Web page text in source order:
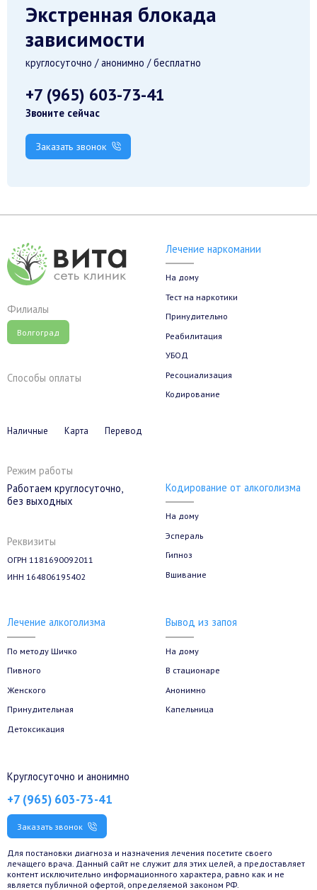
Экстренная блокада
зависимости
круглосуточно / анонимно / бесплатно
+7 (965) 603-73-41
Звоните сейчас
Заказать звонок
Филиалы
Волгоград
Способы оплаты
Наличные Карта Перевод
Режим работы
Работаем круглосуточно,
без выходных
Реквизиты
ОГРН 1181690092011
ИНН 164806195402
Лечение наркомании
На дому
Тест на наркотики
Принудительно
Реабилитация
УБОД
Ресоциализация
Кодирование
Кодирование от алкоголизма
На дому
Эспераль
Гипноз
Вшивание
Лечение алкоголизма
По методу Шичко
Пивного
Женского
Принудительная
Детоксикация
Вывод из запоя
На дому
В стационаре
Анонимно
Капельница
Круглосуточно и анонимно
+7 (965) 603-73-41
Заказать звонок
Для постановки диагноза и назначения лечения посетите своего
лечащего врача. Данный сайт не служит для этих целей, а предоставляет
контент исключительно информационного характера, равно как и не
является публичной офертой, определяемой законом РФ.